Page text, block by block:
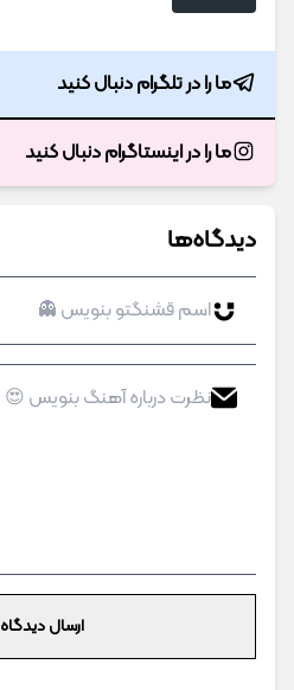
ما را در تلگرام دنبال کنید
ما را در اینستاگرام دنبال کنید
دیدگاه‌ها
ارسال دیدگاه